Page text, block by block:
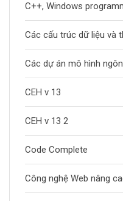
C++, Windows
Các cấu trúc dữ liệu và
Các dự án mô hình
CEH v 13
CEH v 13 2
Code Complete
Công nghệ Web nâng